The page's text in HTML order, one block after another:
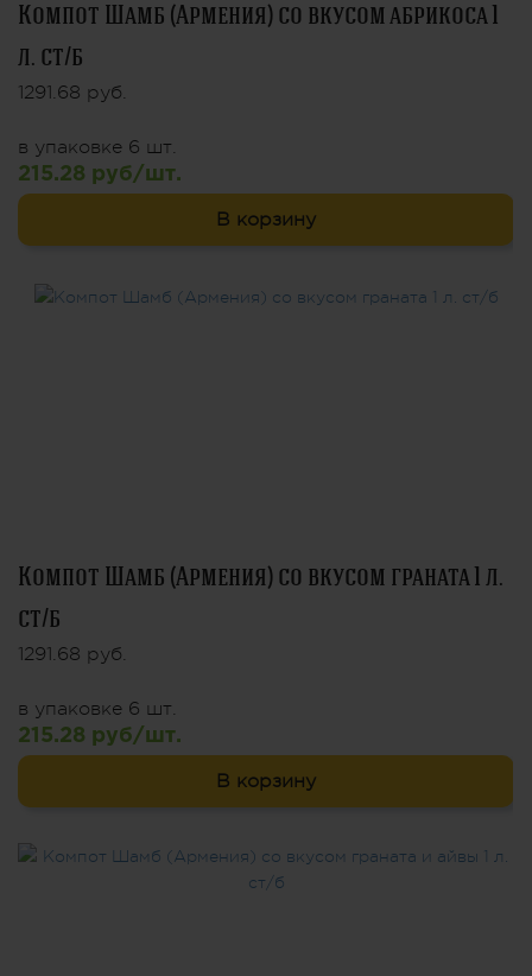
Компот Шамб (Армения) со вкусом абрикоса 1
л. ст/б
1291.68 руб.
в упаковке 6 шт.
215.28 руб/шт.
В корзину
Компот Шамб (Армения) со вкусом граната 1 л.
ст/б
1291.68 руб.
в упаковке 6 шт.
215.28 руб/шт.
В корзину